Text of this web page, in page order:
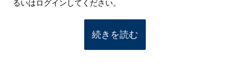
るいはログインしてください。
続きを読む